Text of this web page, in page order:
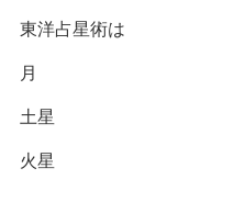
東洋占星術は
月
土星
火星